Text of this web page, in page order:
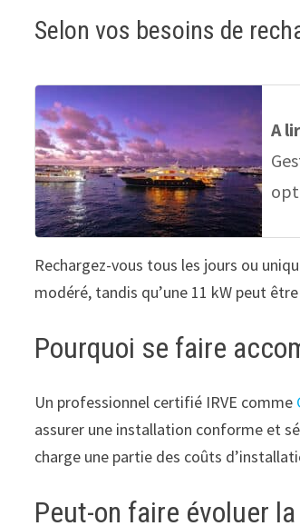
Selon vos besoins de
A
Rechargez-vous tous les jours ou
modéré, tandis qu’une 11 kW peut
Pourquoi se faire
Un professionnel certifié IRVE comme
assurer une installation conforme et
charge une partie des coûts
Peut-on faire évoluer